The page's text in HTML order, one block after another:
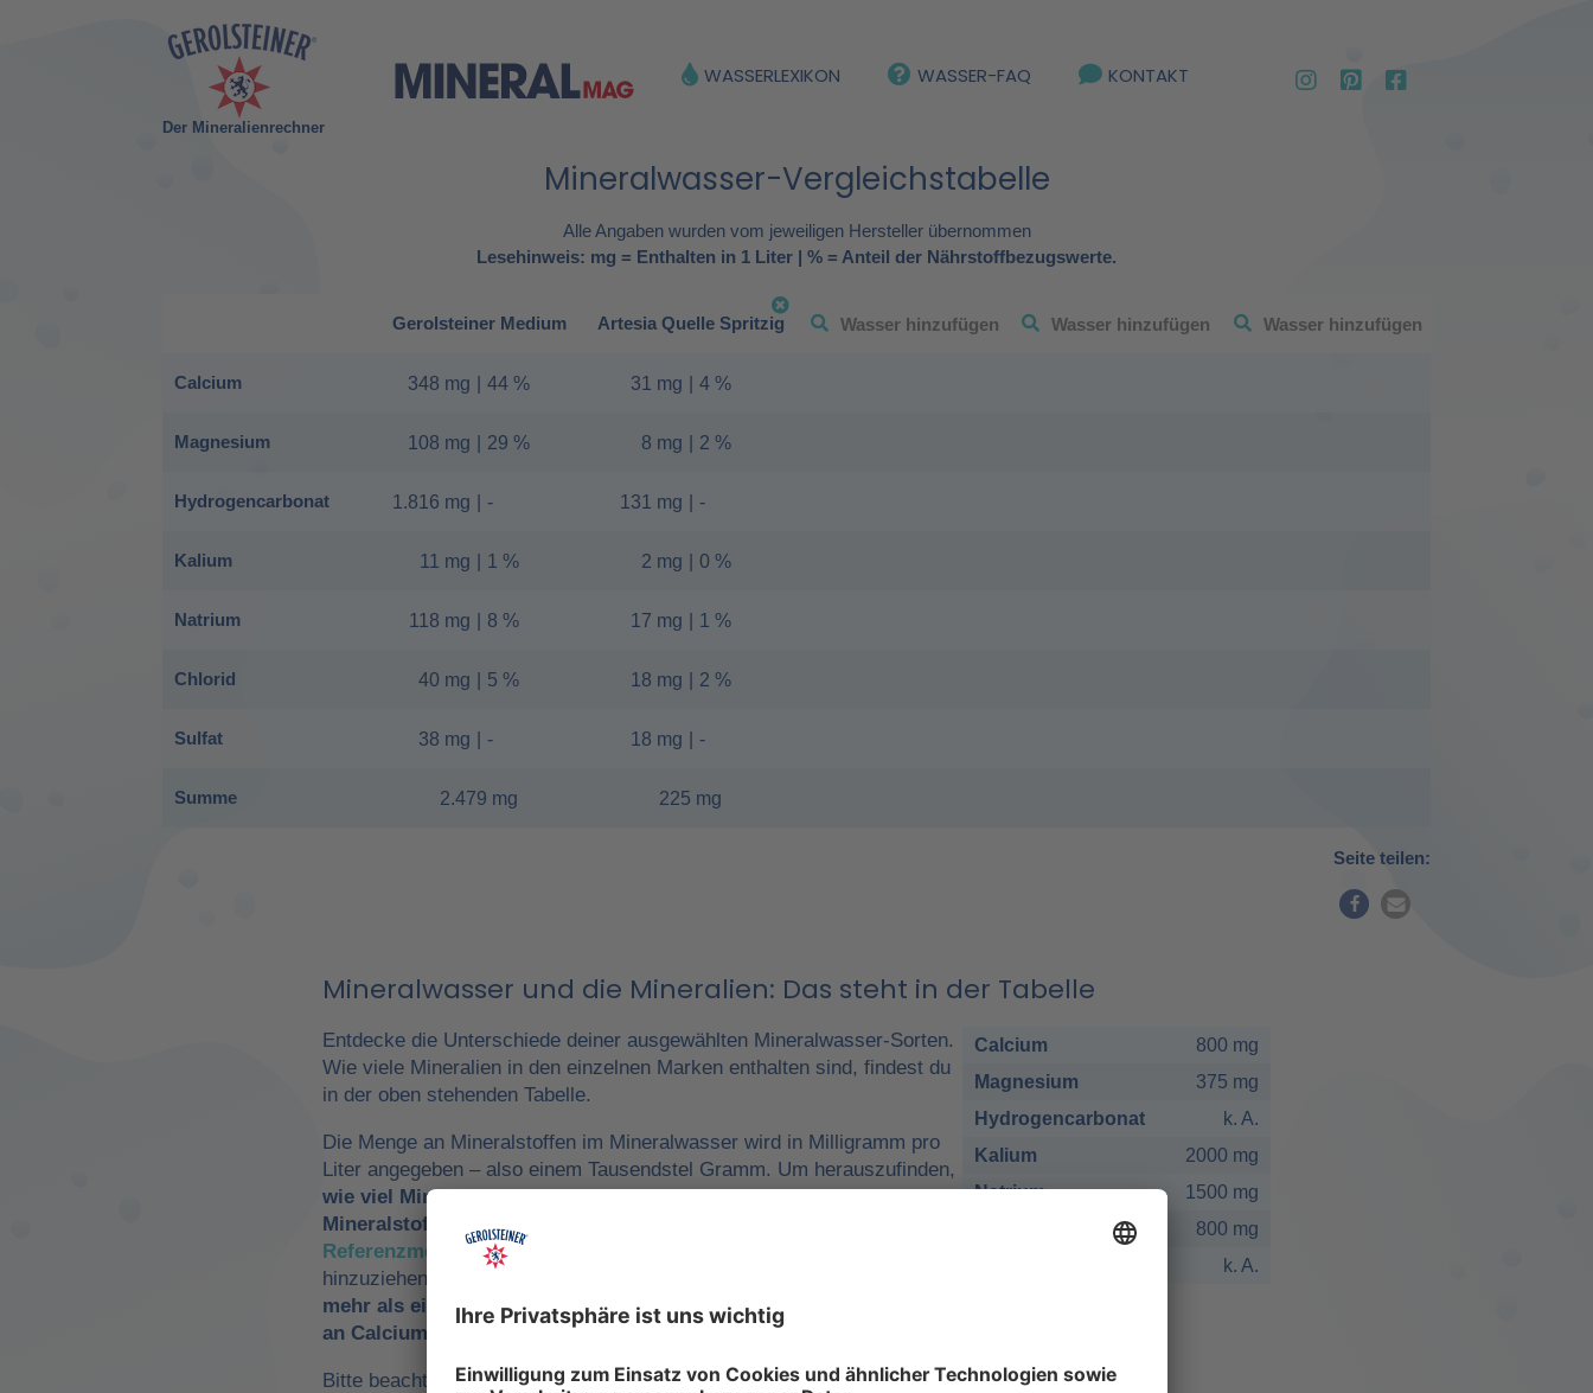
Der Mineralienrechner
WASSERLEXIKON WASSER-FAQ KONTAKT
Mineralwasser-Vergleichstabelle
Alle Angaben wurden vom jeweiligen Hersteller übernommen
Lesehinweis: mg = Enthalten in 1 Liter | % = Anteil der Nährstoffbezugswerte.
Calcium
Magnesium
Hydrogencarbonat
Kalium
Natrium
Chlorid
Sulfat
Summe
Gerolsteiner Medium
348 mg 44 %
108 mg 29 %
1.816 mg -
11 mg 1 %
118 mg 8 %
40 mg 5 %
38 mg -
2.479 mg
Artesia Quelle Spritzig
31 mg 4 %
8 mg 2 %
131 mg -
2 mg 0 %
17 mg 1 %
18 mg 2 %
18 mg -
225 mg
Seite teilen:
Mineralwasser und die Mineralien: Das steht in der Tabelle
Entdecke die Unterschiede deiner ausgewählten Mineralwasser-Sorten.
Wie viele Mineralien in den einzelnen Marken enthalten sind, findest du
in der oben stehenden Tabelle.
Die Menge an Mineralstoffen im Mineralwasser wird in Milligramm pro
Liter angegeben – also einem Tausendstel Gramm. Um herauszufinden,
wie viel Mineralwasser man für eine ausreichende
Mineralstoffzufuhrzu sich nehmen muss, kann man die
Referenzmengen für die tägliche Zufuhr von Mineralstoffen
hinzuziehen. So würde zum Beispiel
mehr als ein Drittel des empfohlenen Nährstoffbezugwerts (NRV)
an Calcium und Magnesium
Bitte beachte, dass es sich bei den Angaben in der Tabelle zu den
Calcium
800 mg
Magnesium
375 mg
Hydrogencarbonat
k. A.
Kalium
2000 mg
Natrium
1500 mg
800 mg
k. A.